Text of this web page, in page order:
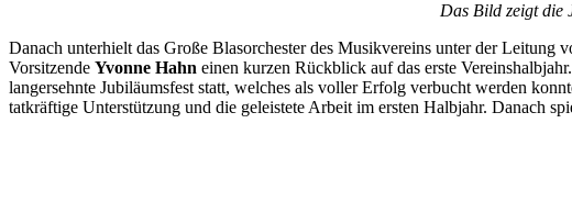
Das Bild zeigt die
Danach unterhielt das Große Blasorchester des Musikvereins unter der Leitung
Vorsitzende Yvonne Hahn einen kurzen Rückblick auf das erste
langersehnte Jubiläumsfest statt, welches als voller Erfolg verbucht werden
tatkräftige Unterstützung und die geleistete Arbeit im ersten Halbjahr. Danach